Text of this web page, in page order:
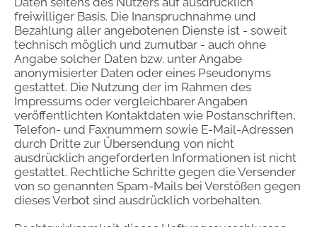
freiwilliger Basis. Die Inanspruchnahme und
Bezahlung aller angebotenen Dienste ist - soweit
technisch möglich und zumutbar - auch ohne
Angabe solcher Daten bzw. unter Angabe
anonymisierter Daten oder eines Pseudonyms
gestattet. Die Nutzung der im Rahmen des
Impressums oder vergleichbarer Angaben
veröffentlichten Kontaktdaten wie Postanschriften,
Telefon- und Faxnummern sowie E-Mail-Adressen
durch Dritte zur Übersendung von nicht
ausdrücklich angeforderten Informationen ist nicht
gestattet. Rechtliche Schritte gegen die Versender
von so genannten Spam-Mails bei Verstößen gegen
dieses Verbot sind ausdrücklich vorbehalten.